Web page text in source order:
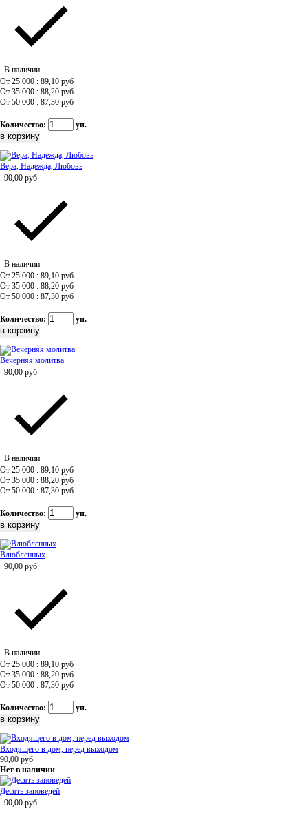
В наличии
От 25 000 : 89,10 руб
От 35 000 : 88,20 руб
От 50 000 : 87,30 руб
Количество: уп.
Вера, Надежда, Любовь
90,00 руб
В наличии
От 25 000 : 89,10 руб
От 35 000 : 88,20 руб
От 50 000 : 87,30 руб
Количество: уп.
Вечерняя молитва
90,00 руб
В наличии
От 25 000 : 89,10 руб
От 35 000 : 88,20 руб
От 50 000 : 87,30 руб
Количество: уп.
Влюбленных
90,00 руб
В наличии
От 25 000 : 89,10 руб
От 35 000 : 88,20 руб
От 50 000 : 87,30 руб
Количество: уп.
Входящего в дом, перед выходом
90,00 руб
Нет в наличии
Десять заповедей
90,00 руб